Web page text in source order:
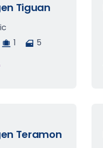
Tiguan
1 5
Teramon